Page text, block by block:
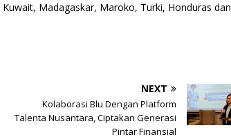
Madagaskar, Maroko, Turki, Honduras dan
NEXT
Kolaborasi Blu Dengan Platform
Talenta Nusantara, Ciptakan Generasi
Pintar Finansial